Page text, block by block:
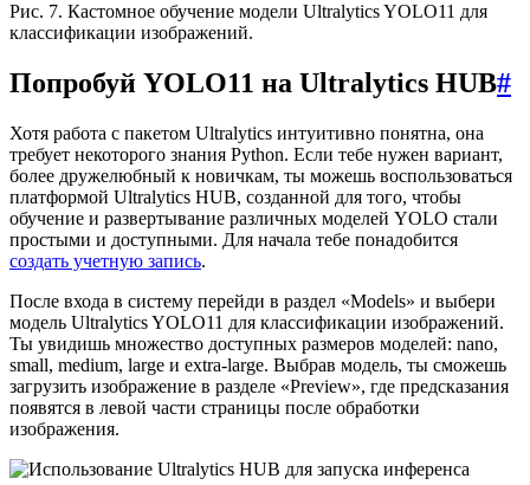
Рис. 7. Кастомное обучение модели Ultralytics YOLO11 для
классификации изображений.
Попробуй YOLO11 на Ultralytics HUB#
Хотя работа с пакетом Ultralytics интуитивно понятна, она
требует некоторого знания Python. Если тебе нужен вариант,
более дружелюбный к новичкам, ты можешь воспользоваться
платформой Ultralytics HUB, созданной для того, чтобы
обучение и развертывание различных моделей YOLO стали
простыми и доступными. Для начала тебе понадобится
создать учетную запись.
После входа в систему перейди в раздел «Models» и выбери
модель Ultralytics YOLO11 для классификации изображений.
Ты увидишь множество доступных размеров моделей: nano,
small, medium, large и extra-large. Выбрав модель, ты сможешь
загрузить изображение в разделе «Preview», где предсказания
появятся в левой части страницы после обработки
изображения.